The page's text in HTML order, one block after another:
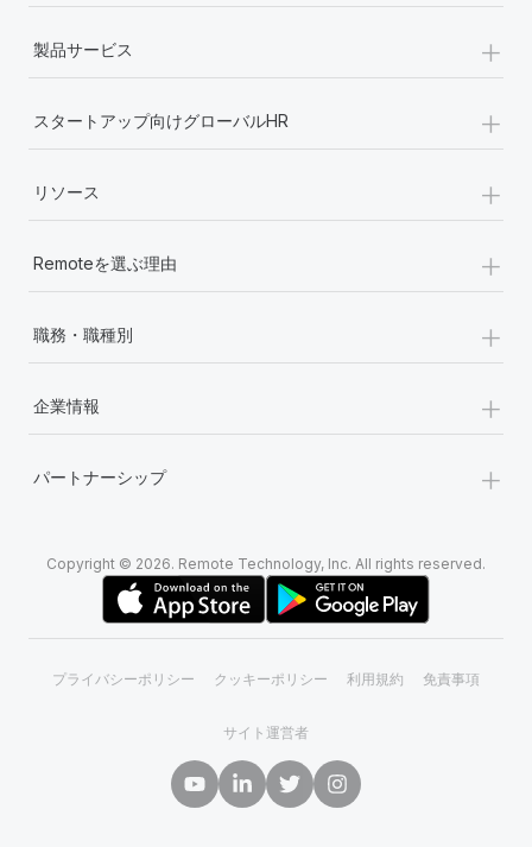
製品サービス +
スタートアップ向けグローバルHR +
リソース +
Remoteを選ぶ理由 +
職務・職種別 +
企業情報 +
パートナーシップ +
Copyright © 2026. Remote Technology, Inc. All rights reserved.
プライバシーポリシー クッキーポリシー 利用規約 免責事項
サイト運営者